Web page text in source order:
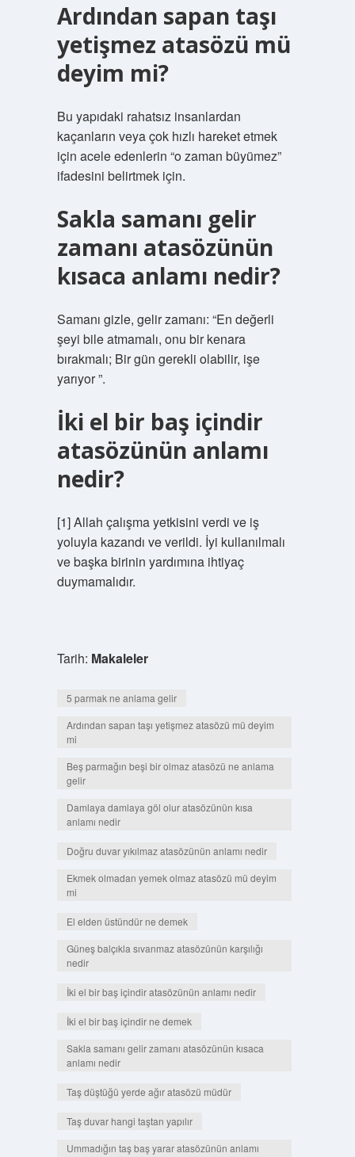
Ardından sapan taşı
yetişmez atasözü mü
deyim mi?
Bu yapıdaki rahatsız insanlardan
kaçanların veya çok hızlı hareket etmek
için acele edenlerin “o zaman büyümez”
ifadesini belirtmek için.
Sakla samanı gelir
zamanı atasözünün
kısaca anlamı nedir?
Samanı gizle, gelir zamanı: “En değerli
şeyi bile atmamalı, onu bir kenara
bırakmalı; Bir gün gerekli olabilir, işe
yarıyor ”.
İki el bir baş içindir
atasözünün anlamı
nedir?
[1] Allah çalışma yetkisini verdi ve iş
yoluyla kazandı ve verildi. İyi kullanılmalı
ve başka birinin yardımına ihtiyaç
duymamalıdır.
Tarih: Makaleler
5 parmak ne anlama gelir
Ardından sapan taşı yetişmez atasözü mü deyim
mi
Beş parmağın beşi bir olmaz atasözü ne anlama
gelir
Damlaya damlaya göl olur atasözünün kısa
anlamı nedir
Doğru duvar yıkılmaz atasözünün anlamı nedir
Ekmek olmadan yemek olmaz atasözü mü deyim
mi
El elden üstündür ne demek
Güneş balçıkla sıvanmaz atasözünün karşılığı
nedir
İki el bir baş içindir atasözünün anlamı nedir
İki el bir baş içindir ne demek
Sakla samanı gelir zamanı atasözünün kısaca
anlamı nedir
Taş düştüğü yerde ağır atasözü müdür
Taş duvar hangi taştan yapılır
Ummadığın taş baş yarar atasözünün anlamı